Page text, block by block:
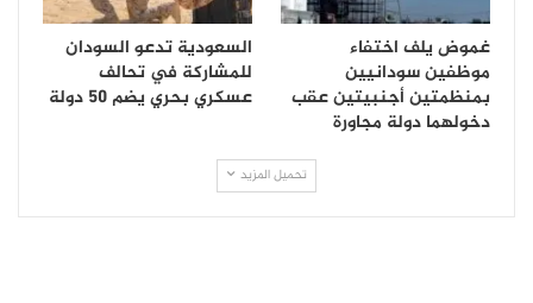
غموض يلف اختفاء
موظفين سودانيين
بمنظمتين أجنبيتين عقب
دخولهما دولة مجاورة
السعودية تدعو السودان
للمشاركة في تحالف
عسكري بحري يضم 50 دولة
تحميل المزيد